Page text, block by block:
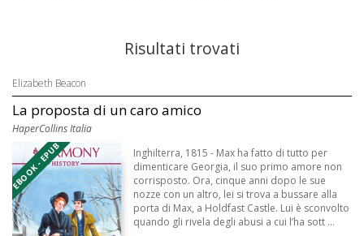
Risultati trovati
Elizabeth Beacon
La proposta di un caro amico
HaperCollins Italia
EBOOK - EPUB
Inghilterra, 1815 - Max ha fatto di tutto per
dimenticare Georgia, il suo primo amore non
corrisposto. Ora, cinque anni dopo le sue
nozze con un altro, lei si trova a bussare alla
porta di Max, a Holdfast Castle. Lui è sconvolto
quando gli rivela degli abusi a cui l’ha sott ...